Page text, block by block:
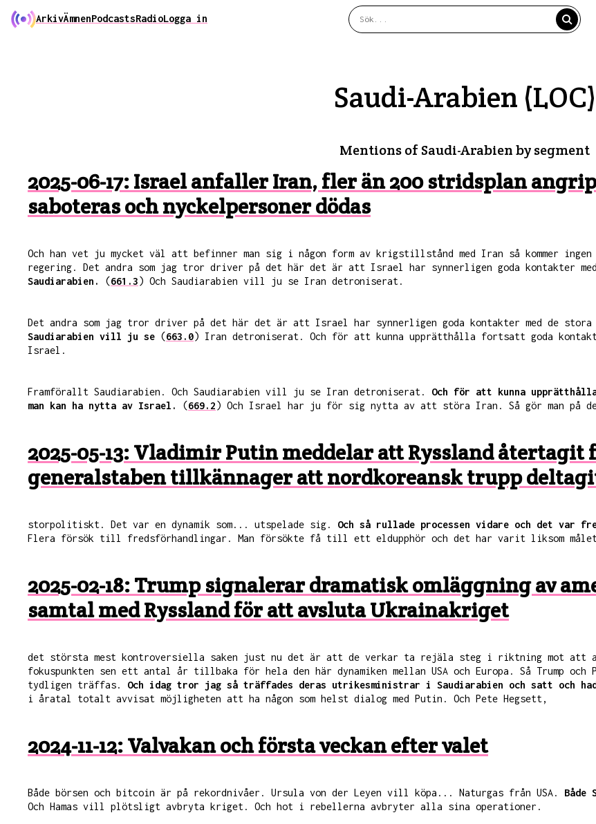
ArkivÄmnenPodcastsRadioLogga in
Saudi-Arabien (LOC)
Mentions of Saudi-Arabien by segment
2025-06-17: Israel anfaller Iran, fler än 200 stridsplan
saboteras och nyckelpersoner dödas
Och han vet ju mycket väl att befinner man sig i någon form av krigstillstånd med Iran så kommer
regering. Det andra som jag tror driver på det här det är att Israel har synnerligen goda kontakter
Saudiarabien.
(661.3) Och Saudiarabien vill ju se Iran detroniserat.
Det andra som jag tror driver på det här det är att Israel har synnerligen goda kontakter med de stora
Saudiarabien vill ju se (663.0) Iran detroniserat. Och för att kunna upprätthålla fortsatt goda
Israel.
Framförallt Saudiarabien. Och Saudiarabien vill ju se Iran detroniserat. Och för att kunna
man kan ha nytta av Israel.
(669.2) Och Israel har ju för sig nytta av att störa Iran. Så gör man på
2025-05-13: Vladimir Putin meddelar att Ryssland
generalstaben tillkännager att nordkoreansk trupp
storpolitiskt. Det var en dynamik som... utspelade sig. Och så rullade processen vidare och det var
Flera försök till fredsförhandlingar. Man försökte få till ett eldupphör och det har varit liksom målet
2025-02-18: Trump signalerar dramatisk omläggning av
samtal med Ryssland för att avsluta Ukrainakriget
det största mest kontroversiella saken just nu det är att de verkar ta rejäla steg i riktning mot att
fokuspunkten sen ett antal år tillbaka för hela den här dynamiken mellan USA och Europa. Så Trump
tydligen träffas. Och idag tror jag så träffades deras utrikesministrar i Saudiarabien och satt och
i åratal totalt avvisat möjligheten att ha någon som helst dialog med Putin. Och Pete Hegsett,
2024-11-12: Valvakan och första veckan efter valet
Både börsen och bitcoin är på rekordnivåer. Ursula von der Leyen vill köpa... Naturgas från USA. Både
Och Hamas vill plötsligt avbryta kriget. Och hot i rebellerna avbryter alla sina operationer.